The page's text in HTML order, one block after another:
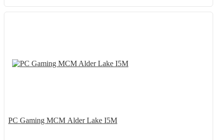
PC Gaming MCM Alder Lake I5M